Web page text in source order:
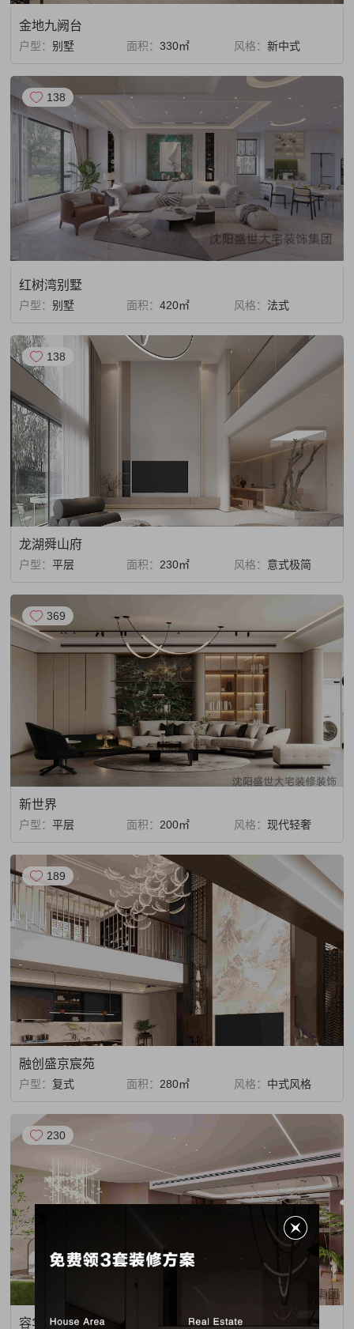
金地九阙台
户型：别墅 面积：330㎡ 风格： 新中式
红树湾别墅
户型：别墅 面积：420㎡ 风格： 法式
138
龙湖舜山府
户型：平层 面积：230㎡ 风格： 意式极简
138
新世界
户型：平层 面积： 200㎡ 风格： 现代轻奢
369
融创盛京宸苑
户型： 复式 面积： 280㎡ 风格： 中式风格
189
容华府
230